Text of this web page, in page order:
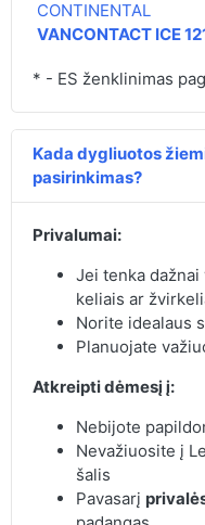
CONTINENTAL
VANCONTACT ICE
* - ES ženklinimas
Kada dygliuotos
pasirinkimas?
Privalumai:
Jei tenka
keliais ar
Norite idealaus
Planuojate
Atkreipti dėmesį į:
Nebijote
Nevažiuosite į
šalis
Pavasarį